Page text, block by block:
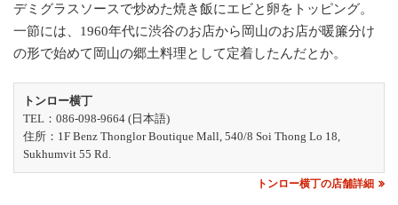
デミグラスソースで炒めた焼き飯にエビと卵をトッピング。
一節には、1960年代に渋谷のお店から岡山のお店が暖簾分け
の形で始めて岡山の郷土料理として定着したんだとか。
トンロー横丁
TEL：086-098-9664 (日本語)
住所：1F Benz Thonglor Boutique Mall, 540/8 Soi Thong Lo 18,
Sukhumvit 55 Rd.
トンロー横丁の店舗詳細